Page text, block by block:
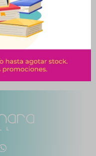
Naipes Españoles
Copag
$ 139